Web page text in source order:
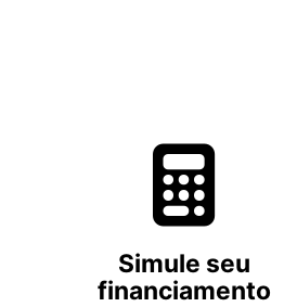
Simule seu
financiamento